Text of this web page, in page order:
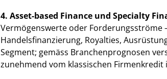
4. Asset-based Finance und Specialty
Vermögenswerte oder Forderungsströme
Handelsfinanzierung, Royalties,
Segment; gemäss Branchenprognosen
zunehmend vom klassischen Firmenkredit